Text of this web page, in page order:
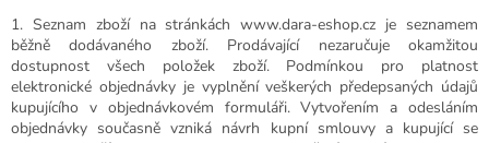
1. Seznam zboží na stránkách www.dara-eshop.cz je seznamem
běžně dodávaného zboží. Prodávající nezaručuje okamžitou
dostupnost všech položek zboží. Podmínkou pro platnost
elektronické objednávky je vyplnění veškerých předepsaných údajů
kupujícího v objednávkovém formuláři. Vytvořením a odesláním
objednávky současně vzniká návrh kupní smlouvy a kupující se